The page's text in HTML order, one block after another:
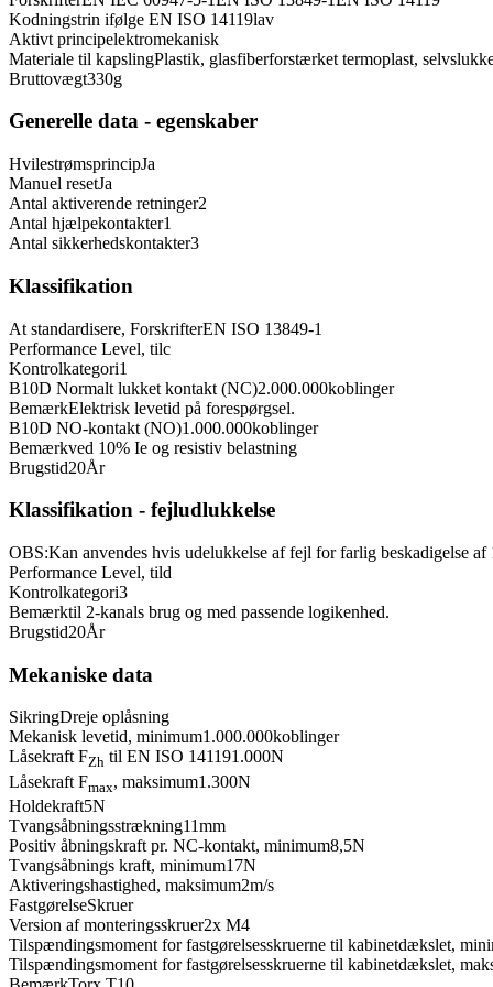
Kodningstrin ifølge EN ISO 14119lav
Aktivt principelektromekanisk
Materiale til kapslingPlastik, glasfiberforstærket termoplast,
Bruttovægt330g
Generelle data - egenskaber
HvilestrømsprincipJa
Manuel resetJa
Antal aktiverende retninger2
Antal hjælpekontakter1
Antal sikkerhedskontakter3
Klassifikation
At standardisere, ForskrifterEN ISO 13849-1
Performance Level, tilc
Kontrolkategori1
B10D Normalt lukket kontakt (NC)2.000.000koblinger
BemærkElektrisk levetid på forespørgsel.
B10D NO-kontakt (NO)1.000.000koblinger
Bemærkved 10% Ie og resistiv belastning
Brugstid20År
Klassifikation - fejludlukkelse
OBS:Kan anvendes hvis udelukkelse af fejl for farlig beskadigelse
Performance Level, tild
Kontrolkategori3
Bemærktil 2-kanals brug og med passende logikenhed.
Brugstid20År
Mekaniske data
SikringDreje oplåsning
Mekanisk levetid, minimum1.000.000koblinger
Låsekraft FZh til EN ISO 141191.000N
Låsekraft Fmax, maksimum1.300N
Holdekraft5N
Tvangsåbningsstrækning11mm
Positiv åbningskraft pr. NC-kontakt, minimum8,5N
Tvangsåbnings kraft, minimum17N
Aktiveringshastighed, maksimum2m/s
FastgørelseSkruer
Version af monteringsskruer2x M4
Tilspændingsmoment for fastgørelsesskruerne til kabinetdækslet,
Tilspændingsmoment for fastgørelsesskruerne til kabinetdækslet,